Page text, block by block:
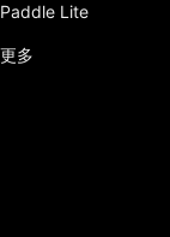
Paddle Lite
更多